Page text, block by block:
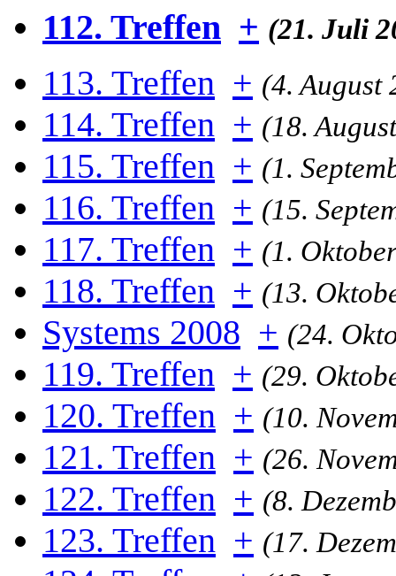
112. Treffen + (21. Juli
113. Treffen + (4. August
114. Treffen + (18.
115. Treffen + (1.
116. Treffen + (15.
117. Treffen + (1.
118. Treffen + (13.
Systems 2008 + (24.
119. Treffen + (29.
120. Treffen + (10.
121. Treffen + (26.
122. Treffen + (8.
123. Treffen + (17.